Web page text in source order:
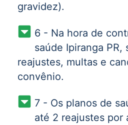
gravidez).
6 - Na hora de
saúde Ipiranga PR,
reajustes, multas e
convênio.
7 - Os planos de
até 2 reajustes por